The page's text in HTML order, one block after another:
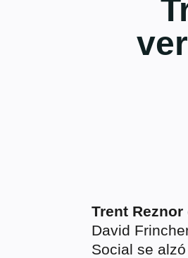
Trent Reznor
David
Social se